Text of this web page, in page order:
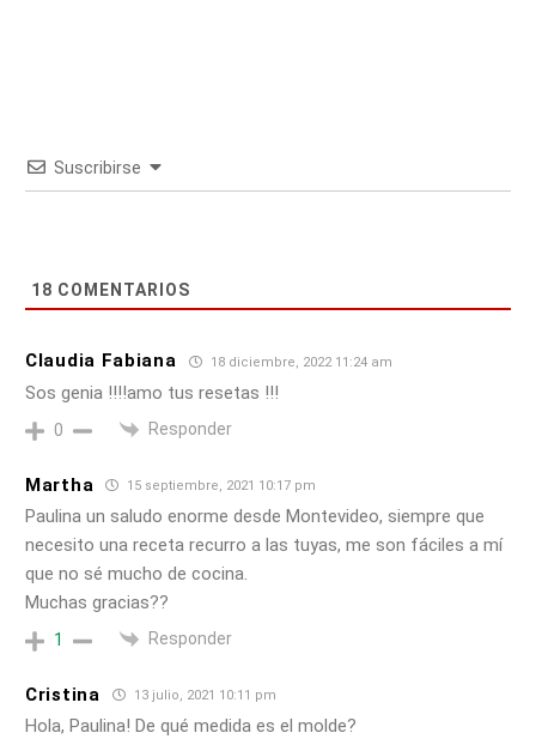
Suscribirse
18 COMENTARIOS
Claudia Fabiana 18 diciembre, 2022 11:24 am
Sos genia !!!!amo tus resetas !!!
0 Responder
Martha 15 septiembre, 2021 10:17 pm
Paulina un saludo enorme desde Montevideo, siempre que
necesito una receta recurro a las tuyas, me son fáciles a mí
que no sé mucho de cocina.
Muchas gracias??
1 Responder
Cristina 13 julio, 2021 10:11 pm
Hola, Paulina! De qué medida es el molde?